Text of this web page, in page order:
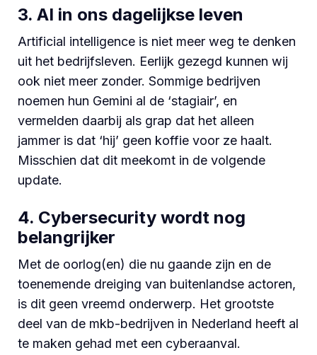
3. AI in ons dagelijkse leven
Artificial intelligence is niet meer weg te denken
uit het bedrijfsleven. Eerlijk gezegd kunnen wij
ook niet meer zonder. Sommige bedrijven
noemen hun Gemini al de ‘stagiair’, en
vermelden daarbij als grap dat het alleen
jammer is dat ‘hij’ geen koffie voor ze haalt.
Misschien dat dit meekomt in de volgende
update.
4. Cybersecurity wordt nog
belangrijker
Met de oorlog(en) die nu gaande zijn en de
toenemende dreiging van buitenlandse actoren,
is dit geen vreemd onderwerp. Het grootste
deel van de mkb-bedrijven in Nederland heeft al
te maken gehad met een cyberaanval.